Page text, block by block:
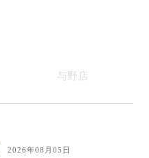
与野店
2026年08月05日